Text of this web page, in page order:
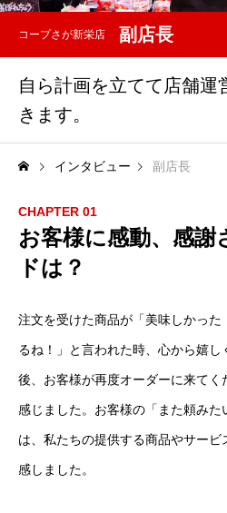
コープさが新栄店 副店長
自ら計画を立てて店舗運
きます。
インタビュー 副店長
CHAPTER 01
お客様に感動、感謝
ドは？
注文を受けた商品が「美味しかっ
るね！」と言われた時、心から嬉
後、お客様が再度オーダーに来て
感じました。お客様の「また頼みた
は、私たちの提供する商品やサー
感しました。